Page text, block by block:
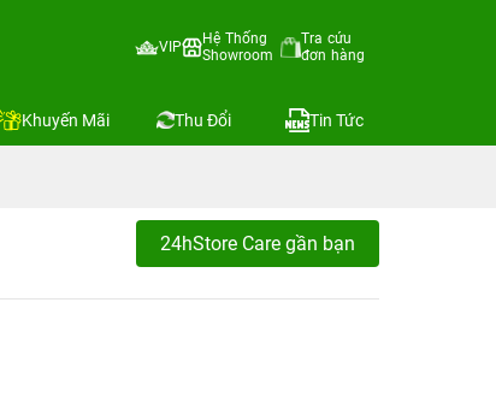
VIP
Hệ Thống
Showroom
Tra cứu
đơn hàng
Khuyến Mãi Thu Đổi Tin Tức
24hStore Care gần bạn